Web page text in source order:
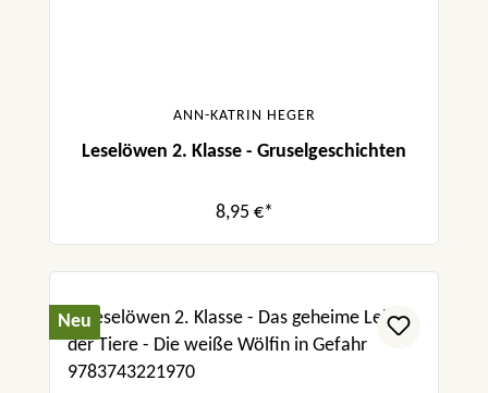
ANN-KATRIN HEGER
Leselöwen 2. Klasse - Gruselgeschichten
8,95 €*
Neu